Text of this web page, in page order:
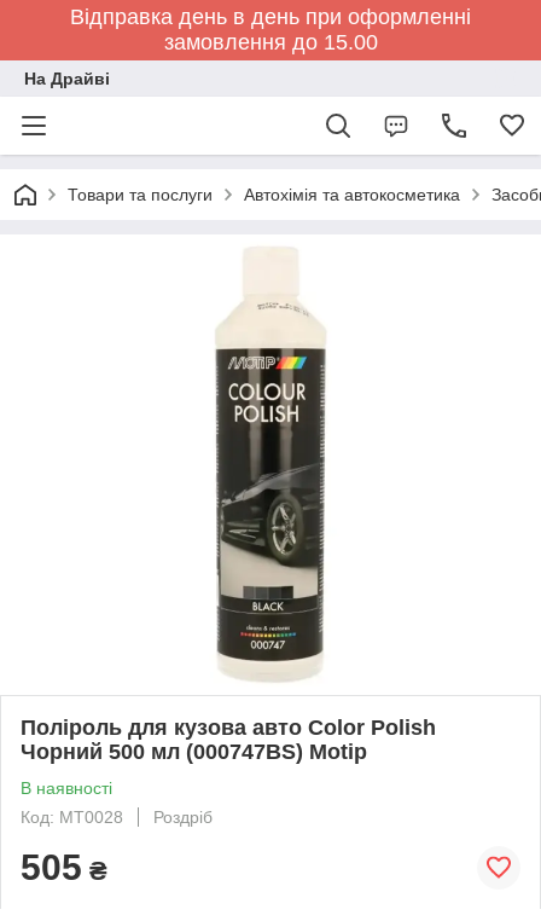
Відправка день в день при оформленні
замовлення до 15.00
На Драйві
Товари та послуги Автохімія та автокосметика
Поліроль для кузова авто Color Polish
Чорний 500 мл (000747BS) Motip
В наявності
Код: MT0028
Роздріб
505 ₴